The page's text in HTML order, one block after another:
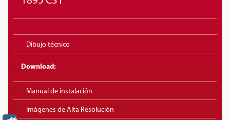
Dibujo técnico
Download:
Manual de instalación
Imágenes de Alta Resolución